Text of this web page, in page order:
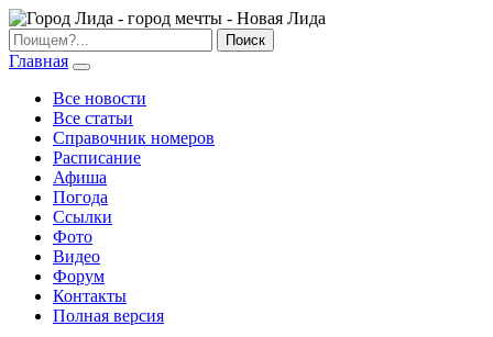
Главная
Все новости
Все статьи
Справочник номеров
Расписание
Афиша
Погода
Ссылки
Фото
Видео
Форум
Контакты
Полная версия